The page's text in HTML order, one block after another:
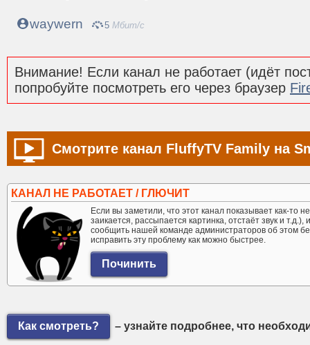
waywern 5 Мбит/с
Внимание! Если канал не работает (идёт
попробуйте посмотреть его через браузер
Смотрите канал FluffyTV Family на
КАНАЛ НЕ РАБОТАЕТ / ГЛЮЧИТ
Если вы заметили, что этот канал показывает как-то
заикается, рассыпается картинка, отстаёт звук и
сообщить нашей команде администраторов об этом
исправить эту проблему как можно быстрее.
Как смотреть? – узнайте подробнее, что